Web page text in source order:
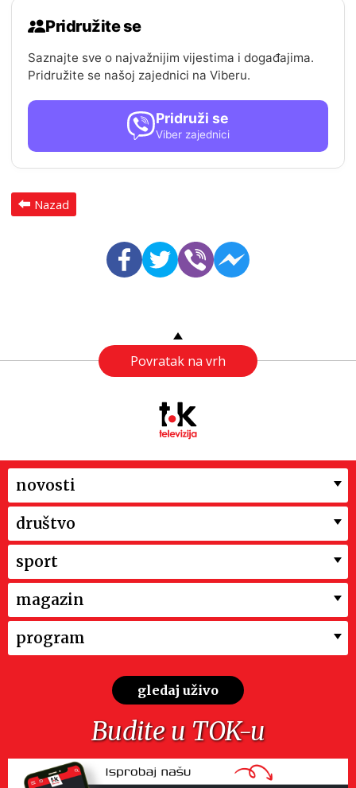
Pridružite se
Saznajte sve o najvažnijim vijestima i događajima.
Pridružite se našoj zajednici na Viberu.
Pridruži se
Viber zajednici
Nazad
Povratak na vrh
novosti
društvo
sport
magazin
program
gledaj uživo
Budite u TOK-u